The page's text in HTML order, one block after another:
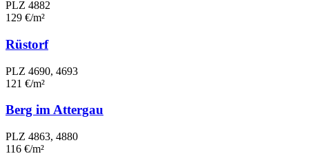
PLZ 4882
129 €/m²
Rüstorf
PLZ 4690, 4693
121 €/m²
Berg im Attergau
PLZ 4863, 4880
116 €/m²